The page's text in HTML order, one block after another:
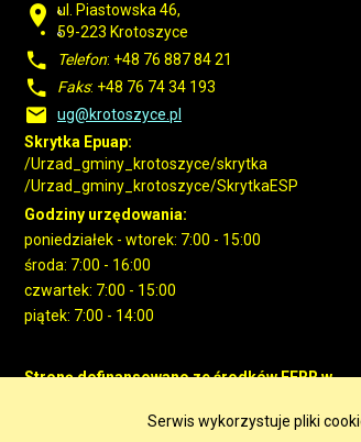
ul. Piastowska 46,
59-223 Krotoszyce
Telefon: +48 76 887 84 21
Faks: +48 76 74 34 193
ug@krotoszyce.pl
Skrytka Epuap:
/Urzad_gminy_krotoszyce/skrytka
/Urzad_gminy_krotoszyce/SkrytkaESP
Godziny urzędowania:
poniedziałek - wtorek: 7:00 - 15:00
środa: 7:00 - 16:00
czwartek: 7:00 - 15:00
piątek: 7:00 - 14:00
Stronę dofinansowano ze środków EFRR w
Serwis wykorzystuje pliki